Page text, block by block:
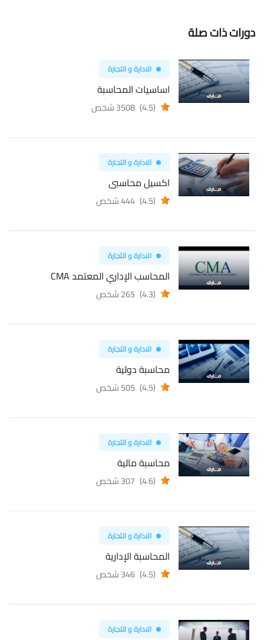
دورات ذات صلة
الادارة و التجارة
اساسيات المحاسبة
(4.5) 3508 شخص
الادارة و التجارة
اكسيل محاسبى
(4.5) 444 شخص
الادارة و التجارة
المحاسب الإداري المعتمد CMA
(4.3) 265 شخص
الادارة و التجارة
محاسبة دولية
(4.5) 505 شخص
الادارة و التجارة
محاسبة مالية
(4.6) 307 شخص
الادارة و التجارة
المحاسبة الإدارية
(4.5) 346 شخص
الادارة و التجارة